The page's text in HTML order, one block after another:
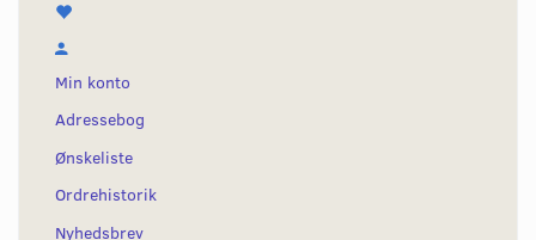
Min konto
Adressebog
Ønskeliste
Ordrehistorik
Nyhedsbrev